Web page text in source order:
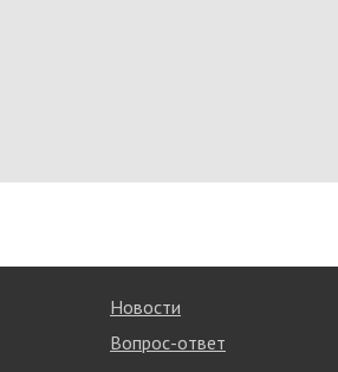
Новости
Вопрос-ответ